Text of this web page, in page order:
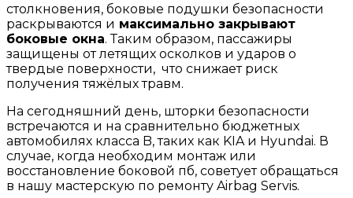
столкновения, боковые подушки безопасности
раскрываются и максимально закрывают
боковые окна. Таким образом, пассажиры
защищены от летящих осколков и ударов о
твердые поверхности, что снижает риск
получения тяжёлых травм.
На сегодняшний день, шторки безопасности
встречаются и на сравнительно бюджетных
автомобилях класса B, таких как KIA и Hyundai. В
случае, когда необходим монтаж или
восстановление боковой пб, советует обращаться
в нашу мастерскую по ремонту Airbag Servis.